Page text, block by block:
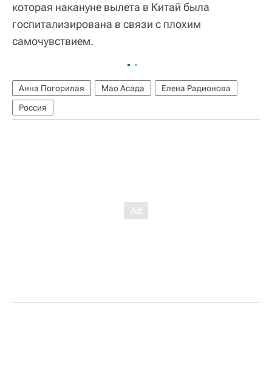
которая накануне вылета в Китай была
госпитализирована в связи с плохим
самочувствием.
Анна Погорилая Мао Асада
Елена Радионова
Россия